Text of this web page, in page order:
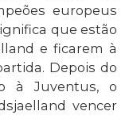
europeus
que estão
e ficarem à
Depois do
à Juventus, o
vencer